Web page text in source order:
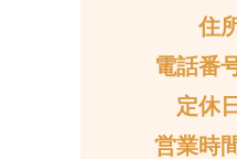
住
電話番
定休日
営業時